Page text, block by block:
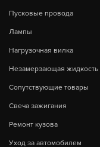
Пусковые провода
Лампы
Нагрузочная вилка
Незамерзающая жидкость
Сопутствующие товары
Свеча зажигания
Ремонт кузова
Уход за автомобилем